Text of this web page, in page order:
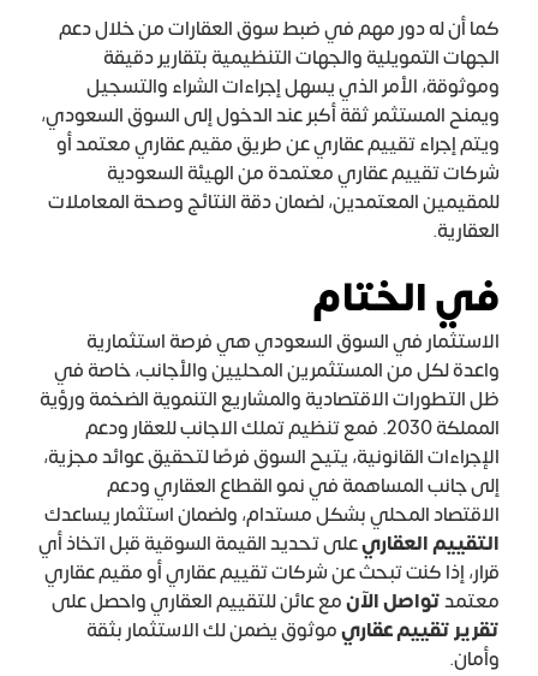
كما أن له دور مهم في ضبط سوق العقارات من خلال دعم
الجهات التمويلية والجهات التنظيمية بتقارير دقيقة
وموثوقة، الأمر الذي يسهل إجراءات الشراء والتسجيل
ويمنح المستثمر ثقة أكبر عند الدخول إلى السوق السعودي،
ويتم إجراء تقييم عقاري عن طريق مقيم عقاري معتمد أو
شركات تقييم عقاري معتمدة من الهيئة السعودية
للمقيمين المعتمدين، لضمان دقة النتائج وصحة المعاملات
العقارية.
في الختام
الاستثمار في السوق السعودي هي فرصة استثمارية
واعدة لكل من المستثمرين المحليين والأجانب، خاصة في
ظل التطورات الاقتصادية والمشاريع التنموية الضخمة ورؤية
المملكة 2030. فمع تنظيم تملك الاجانب للعقار ودعم
الإجراءات القانونية، يتيح السوق فرصًا لتحقيق عوائد مجزية،
إلى جانب المساهمة في نمو القطاع العقاري ودعم
الاقتصاد المحلي بشكل مستدام، ولضمان استثمار يساعدك
التقييم العقاريعلى تحديد القيمة السوقية قبل اتخاذ أي
قرار، إذا كنت تبحث عن شركات تقييم عقاري أو مقيم عقاري
معتمدتواصل الآنمع عائن للتقييم العقاري واحصل على
تقرير تقييم عقاريموثوق يضمن لك الاستثمار بثقة
وأمان.